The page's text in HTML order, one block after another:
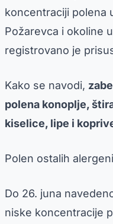
koncentraciji polena
Požarevca i okoline
registrovano je
Kako se navodi,
polena konoplje,
kiselice, lipe i
Polen ostalih
Do 26. juna
niske koncentracije